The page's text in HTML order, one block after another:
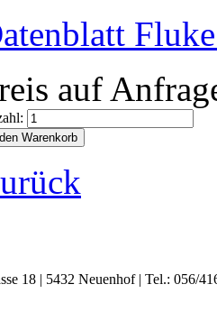
auf
18 | 5432 Neuenhof | Tel.: 056/